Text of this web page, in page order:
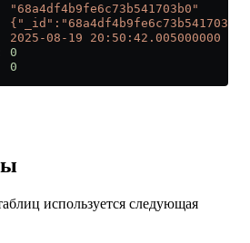
"68a4df4b9fe6c73b541703b0"
2025-08-19
20:50:42.005000000
0
0
используется следующая